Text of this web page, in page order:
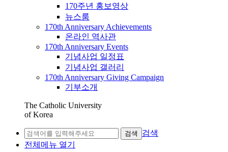
170주년 홍보영상
뉴스룸
170th Anniversary Achievements
온라인 역사관
170th Anniversary Events
기념사업 일정표
기념사업 갤러리
170th Anniversary Giving Campaign
기부소개
The Catholic University
of Korea
검색
검색
전체메뉴 열기